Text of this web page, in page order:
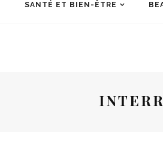
SANTÉ ET BIEN-ÊTRE